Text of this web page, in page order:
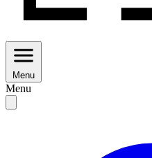
Menu
Menu